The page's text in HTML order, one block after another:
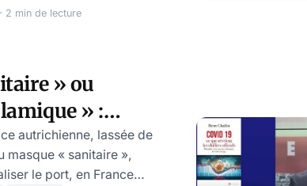
que le psychodrame des
min de lecture
» ou
» :
par Modeste
autrichienne, lassée de
masque « sanitaire »,
le port, en France